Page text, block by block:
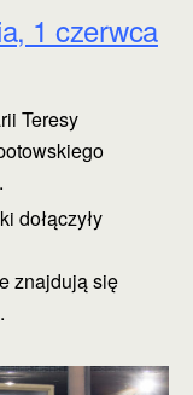
1 czerwca
Teresy
dołączyły
znajdują się